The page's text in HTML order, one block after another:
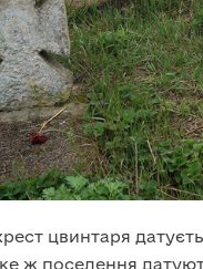
цвинтаря
ж поселення